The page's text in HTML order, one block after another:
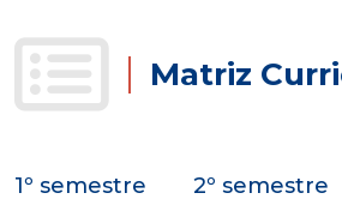
Matriz
1º semestre 2º semestre